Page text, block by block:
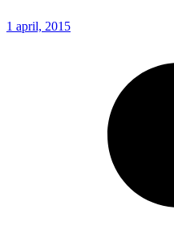
1 april, 2015